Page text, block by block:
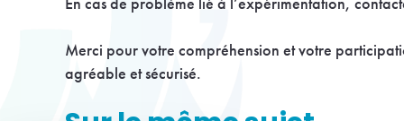
Merci pour votre compréhension et votre
agréable et sécurisé.